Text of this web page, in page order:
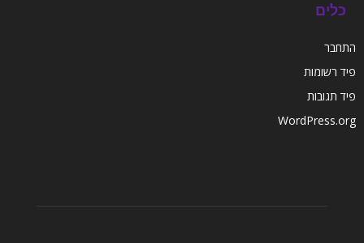
כלים
התחבר
פיד רשומות
פיד תגובות
WordPress.org